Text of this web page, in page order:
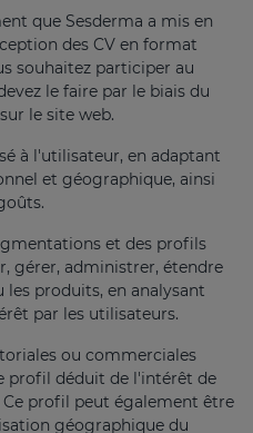
que Sesderma a mis en
des CV en format
souhaitez participer au
le faire par le biais du
le site web.
à l'utilisateur, en adaptant
et géographique, ainsi
et des profils
gérer, administrer, étendre
produits, en analysant
par les utilisateurs.
ou commerciales
profil déduit de l'intérêt de
profil peut également être
géographique du